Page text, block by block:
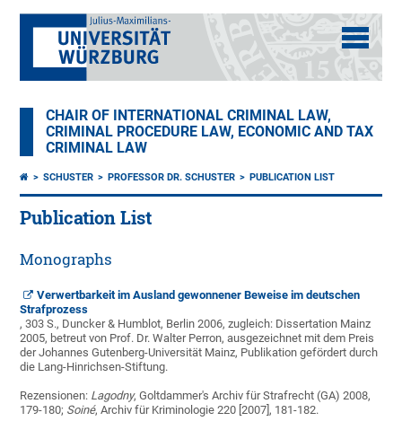
CHAIR OF INTERNATIONAL CRIMINAL LAW,
CRIMINAL PROCEDURE LAW, ECONOMIC AND TAX
CRIMINAL LAW
SCHUSTER PROFESSOR DR. SCHUSTER PUBLICATION LIST
Publication List
Monographs
Verwertbarkeit im Ausland gewonnener Beweise im deutschen
Strafprozess
, 303 S., Duncker & Humblot, Berlin 2006, zugleich: Dissertation Mainz
2005, betreut von Prof. Dr. Walter Perron, ausgezeichnet mit dem Preis
der Johannes Gutenberg-Universität Mainz, Publikation gefördert durch
die Lang-Hinrichsen-Stiftung.
Rezensionen: Lagodny, Goltdammer's Archiv für Strafrecht (GA) 2008,
179-180; Soiné, Archiv für Kriminologie 220 [2007], 181-182.